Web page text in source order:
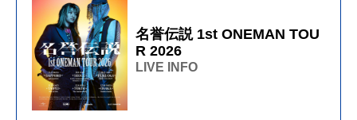
名誉伝説 1st ONEMAN TOU
R 2026
LIVE INFO